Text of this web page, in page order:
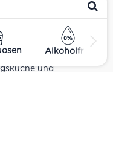
Alkoholfrei
Antipasti und
aus
Alle Produkte
Sortiments
und